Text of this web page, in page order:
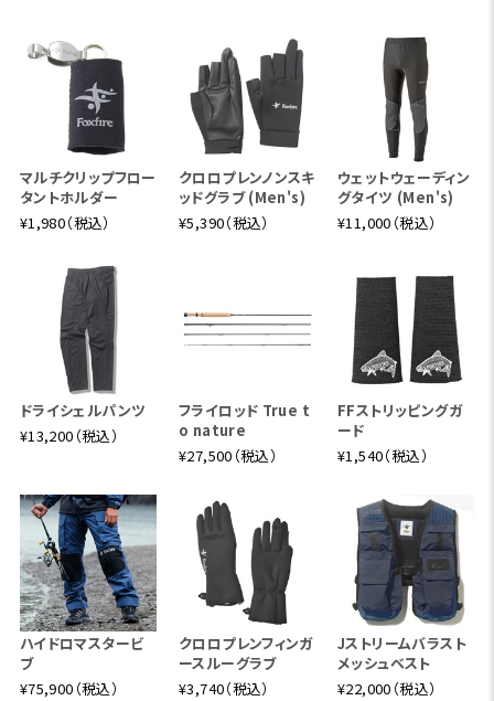
マルチクリップフロー
タントホルダー
¥1,980（税込）
クロロプレンノンスキ
ッドグラブ (Men's)
¥5,390（税込）
ウェットウェーディン
グタイツ (Men's)
¥11,000（税込）
ドライシェルパンツ
¥13,200（税込）
フライロッド True t
o nature
¥27,500（税込）
FFストリッピングガ
ード
¥1,540（税込）
ハイドロマスタービ
ブ
¥75,900（税込）
クロロプレンフィンガ
ースルーグラブ
¥3,740（税込）
Jストリームバラスト
メッシュベスト
¥22,000（税込）